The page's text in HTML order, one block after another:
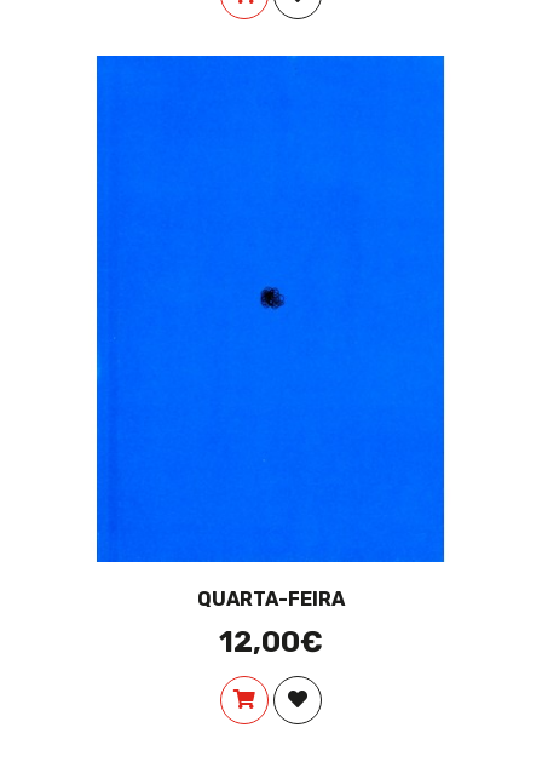
QUARTA-FEIRA
12,00€
COMPRARADICIONAR À LISTA DE